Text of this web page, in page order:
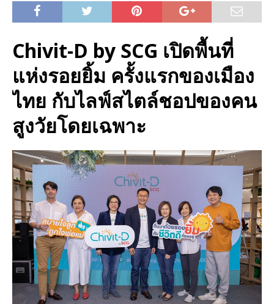
Chivit-D by SCG เปิดพื้นที่
แห่งรอยยิ้ม ครั้งแรกของเมือง
ไทย กับไลฟ์สไตล์ชอปของคน
สูงวัยโดยเฉพาะ